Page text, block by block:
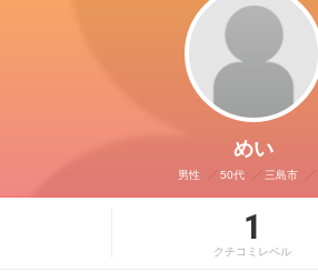
めい
男性 50代 三島市
1
クチコミレベル